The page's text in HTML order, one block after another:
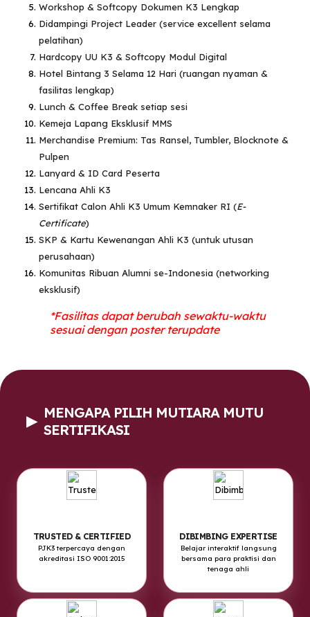
Workshop & Softcopy Dokumen K3 Lengkap
Didampingi Project Leader (service excellent selama
pelatihan)
Hardcopy UU K3 & Softcopy Modul Digital
Hotel Bintang 3 Selama 12 Hari (ruangan nyaman &
fasilitas lengkap)
Lunch & Coffee Break setiap sesi
Kemeja Lapang Eksklusif MMS
Merchandise Premium: Tas Ransel, Tumbler, Blocknote &
Pulpen
Lanyard & ID Card Peserta
Lencana Ahli K3
Sertifikat Calon Ahli K3 Umum Kemnaker RI (E-
Certificate)
SKP & Kartu Kewenangan Ahli K3 (untuk utusan
perusahaan)
Komunitas Ribuan Alumni se-Indonesia (networking
eksklusif)
*Fasilitas dapat berubah sewaktu-waktu
sesuai dengan poster terupdate
▶ MENGAPA PILIH MUTIARA MUTU
SERTIFIKASI
TRUSTED & CERTIFIED
PJK3 terpercaya dengan
akreditasi ISO 9001:2015
DIBIMBING EXPERTISE
Belajar interaktif langsung
bersama para praktisi dan
tenaga ahli